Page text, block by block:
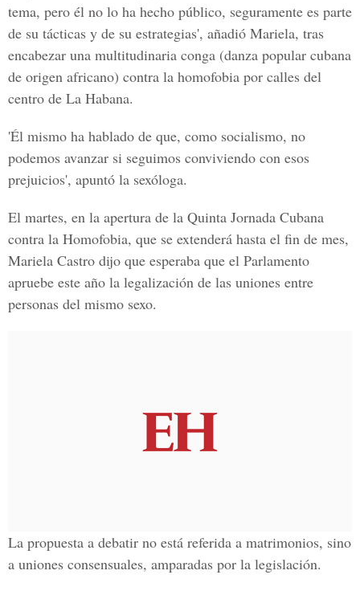
tema, pero él no lo ha hecho público, seguramente es parte
de su tácticas y de su estrategias', añadió Mariela, tras
encabezar una multitudinaria conga (danza popular cubana
de origen africano) contra la homofobia por calles del
centro de La Habana.
'Él mismo ha hablado de que, como socialismo, no
podemos avanzar si seguimos conviviendo con esos
prejuicios', apuntó la sexóloga.
El martes, en la apertura de la Quinta Jornada Cubana
contra la Homofobia, que se extenderá hasta el fin de mes,
Mariela Castro dijo que esperaba que el Parlamento
apruebe este año la legalización de las uniones entre
personas del mismo sexo.
La propuesta a debatir no está referida a matrimonios, sino
a uniones consensuales, amparadas por la legislación.